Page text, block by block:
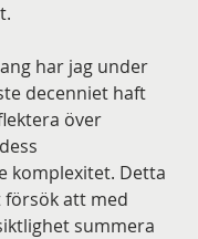
har jag under
decenniet haft
över
komplexitet. Detta
att med
summera